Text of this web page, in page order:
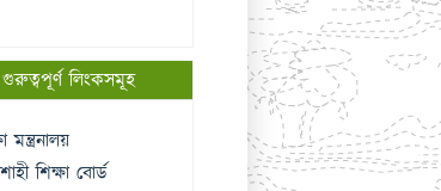
গুরুত্বপূর্ণ লিংকসমূহ
মন্ত্রনালয়
শিক্ষা বোর্ড